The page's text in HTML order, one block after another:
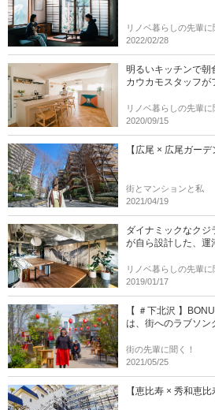
リノベ暮らしの先輩に
2022/02/28
明るいキッチンで朝
カウカモスタッフが
リノベ暮らしの先輩に
2020/09/15
【広尾 × 広尾ガー
街とマンションと私
2021/04/19
ダイナミックなクジ
が自ら設計した、運
リノベ暮らしの先輩に
2019/01/17
【 ＃下北沢 】
は、街へのラブソン
街の先輩に聞く！
2021/05/25
【恵比寿 × 秀和恵